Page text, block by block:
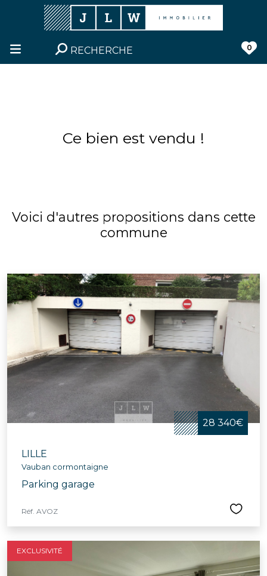
RECHERCHE 0
Ce bien est vendu !
Voici d'autres propositions dans cette
commune
28 340€
LILLE
Vauban cormontaigne
Parking garage
Réf. AVOZ
EXCLUSIVITÉ